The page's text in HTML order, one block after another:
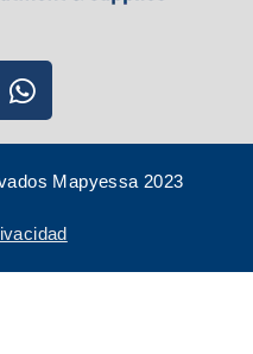
Mapyessa 2023